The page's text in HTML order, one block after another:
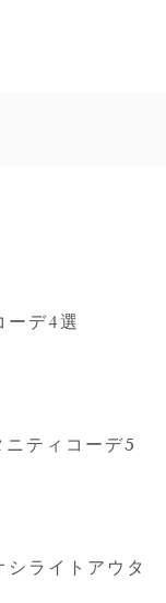
ーデ4選
ティコーデ5
ライトアウタ